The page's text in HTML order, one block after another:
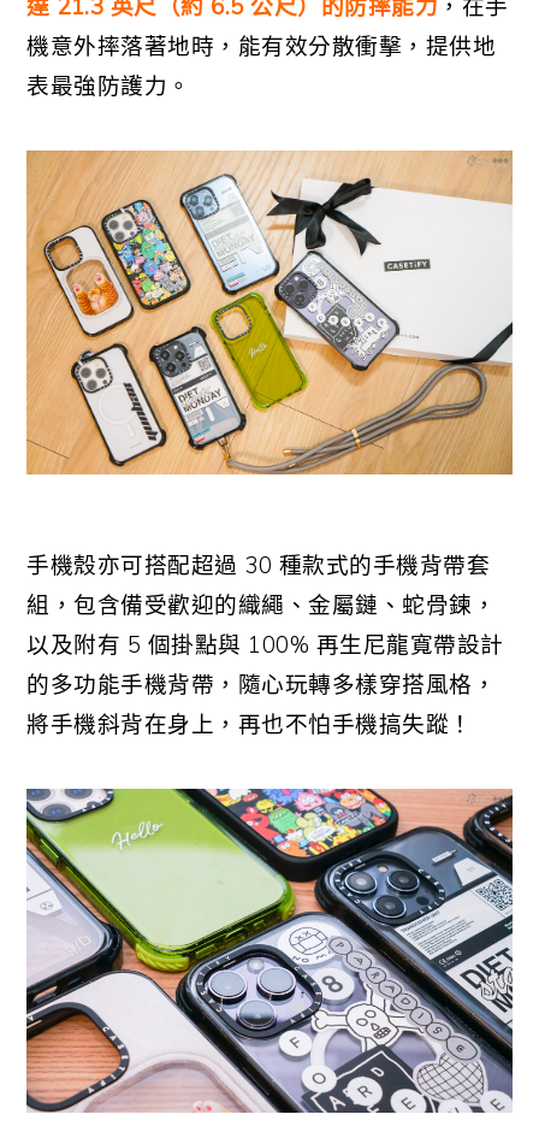
達 21.3 英尺（約 6.5 公尺）的防摔能力 ，在手
機意外摔落著地時，能有效分散衝擊，提供地
表最強防護力。
手機殼亦可搭配超過 30 種款式的手機背帶套
組，包含備受歡迎的織繩、金屬鏈、蛇骨鍊，
以及附有 5 個掛點與 100% 再生尼龍寬帶設計
的多功能手機背帶，隨心玩轉多樣穿搭風格，
將手機斜背在身上，再也不怕手機搞失蹤！